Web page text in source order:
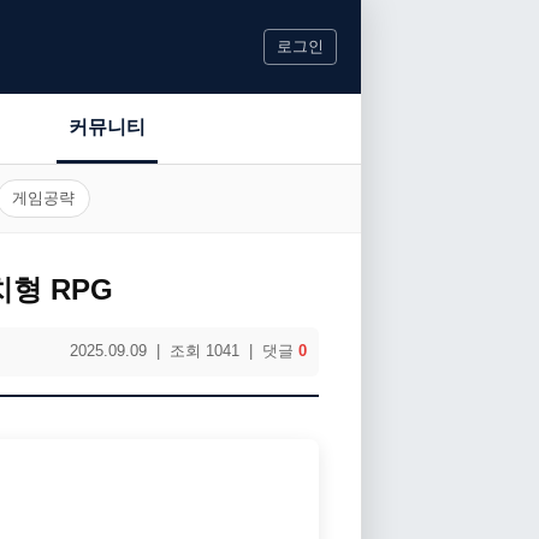
로그인
커뮤니티
게임공략
형 RPG
2025.09.09 | 조회 1041 | 댓글 0